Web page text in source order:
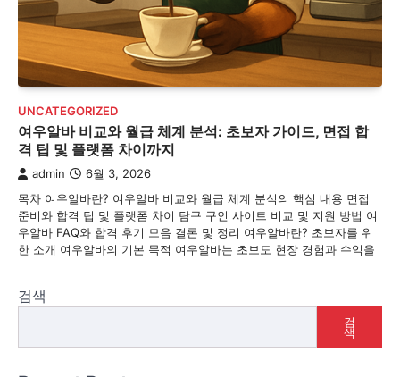
UNCATEGORIZED
여우알바 비교와 월급 체계 분석: 초보자 가이드, 면접 합
격 팁 및 플랫폼 차이까지
admin 6월 3, 2026
목차 여우알바란? 여우알바 비교와 월급 체계 분석의 핵심 내용 면접
준비와 합격 팁 및 플랫폼 차이 탐구 구인 사이트 비교 및 지원 방법 여
우알바 FAQ와 합격 후기 모음 결론 및 정리 여우알바란? 초보자를 위
한 소개 여우알바의 기본 목적 여우알바는 초보도 현장 경험과 수익을
검색
검
색